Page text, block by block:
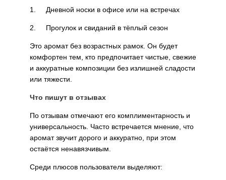
1. Дневной носки в офисе или на встречах
2. Прогулок и свиданий в тёплый сезон
Это аромат без возрастных рамок. Он будет
комфортен тем, кто предпочитает чистые, свежие
и аккуратные композиции без излишней сладости
или тяжести.
Что пишут в отзывах
По отзывам отмечают его комплиментарность и
универсальность. Часто встречается мнение, что
аромат звучит дорого и аккуратно, при этом
остаётся ненавязчивым.
Среди плюсов пользователи выделяют: